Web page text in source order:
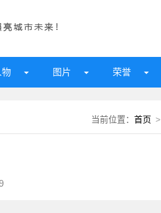
物 图片 荣誉
当前位置： 首页 >